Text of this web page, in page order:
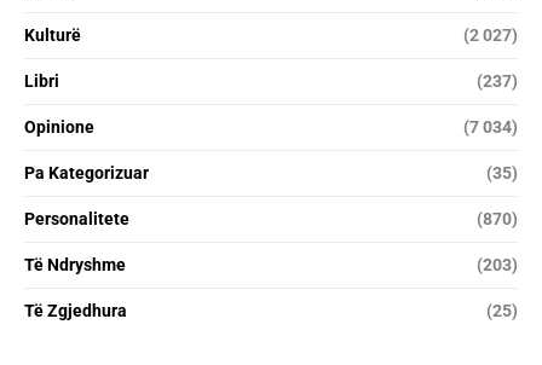
Kulturë (2 027)
Libri (237)
Opinione (7 034)
Pa Kategorizuar (35)
Personalitete (870)
Të Ndryshme (203)
Të Zgjedhura (25)